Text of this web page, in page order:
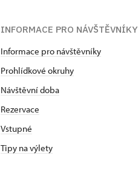
INFORMACE PRO NÁVŠTĚVNÍKY
Informace pro návštěvníky
Prohlídkové okruhy
Návštěvní doba
Rezervace
Vstupné
Tipy na výlety